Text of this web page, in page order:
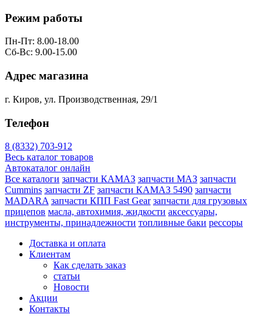
Режим работы
Пн-Пт: 8.00-18.00
Сб-Вс: 9.00-15.00
Адрес магазина
г. Киров, ул. Производственная, 29/1
Телефон
8 (8332) 703-912
Весь каталог товаров
Автокаталог онлайн
Все каталоги запчасти КАМАЗ запчасти МАЗ запчасти
Cummins запчасти ZF запчасти КАМАЗ 5490 запчасти
MADARA запчасти КПП Fast Gear запчасти для грузовых
прицепов масла, автохимия, жидкости аксессуары,
инструменты, принадлежности топливные баки рессоры
Доставка и оплата
Клиентам
Как сделать заказ
статьи
Новости
Акции
Контакты